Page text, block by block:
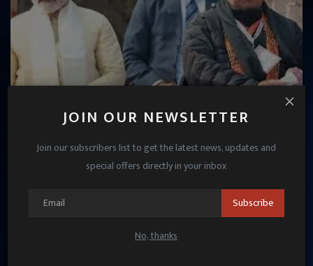
JOIN OUR NEWSLETTER
Join our subscribers list to get the latest news, updates and
special offers directly in your inbox
Subscribe
No, thanks
BJP अध्यक्ष के लिए धर्मेंद्र प्रधान और भूपेंद्र यादव पर RSS की ना,
अब कौन ...
Jul 17, 2025